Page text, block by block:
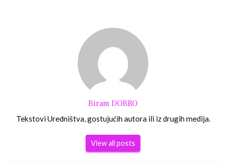
Biram DOBRO
Tekstovi Uredništva, gostujućih autora ili iz drugih medija.
View all posts